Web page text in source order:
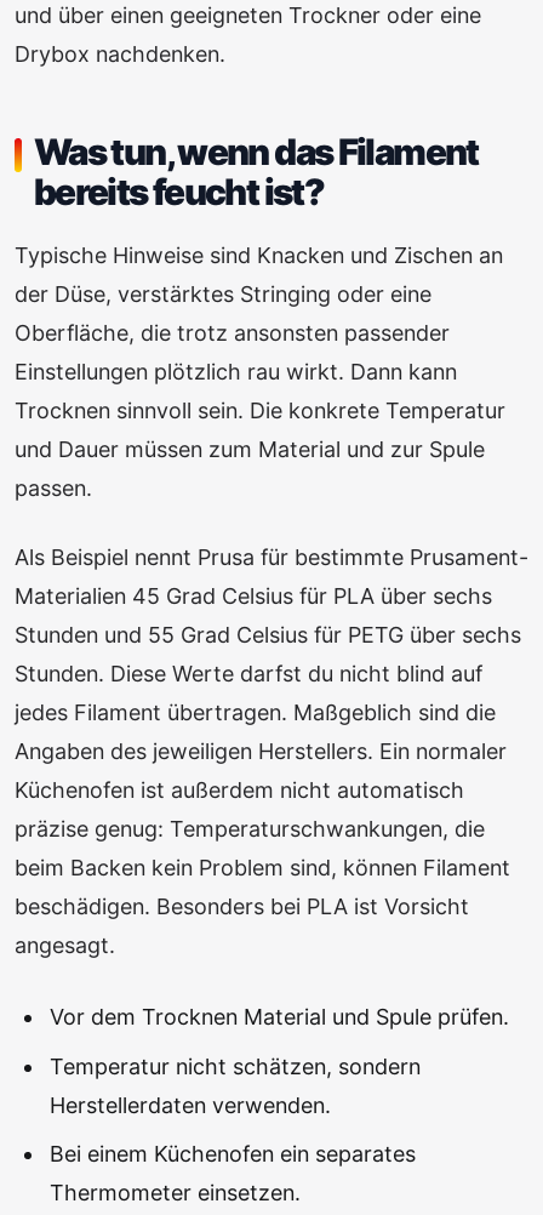
und über einen geeigneten Trockner oder eine
Drybox nachdenken.
Was tun, wenn das Filament
bereits feucht ist?
Typische Hinweise sind Knacken und Zischen an
der Düse, verstärktes Stringing oder eine
Oberfläche, die trotz ansonsten passender
Einstellungen plötzlich rau wirkt. Dann kann
Trocknen sinnvoll sein. Die konkrete Temperatur
und Dauer müssen zum Material und zur Spule
passen.
Als Beispiel nennt Prusa für bestimmte Prusament-
Materialien 45 Grad Celsius für PLA über sechs
Stunden und 55 Grad Celsius für PETG über sechs
Stunden. Diese Werte darfst du nicht blind auf
jedes Filament übertragen. Maßgeblich sind die
Angaben des jeweiligen Herstellers. Ein normaler
Küchenofen ist außerdem nicht automatisch
präzise genug: Temperaturschwankungen, die
beim Backen kein Problem sind, können Filament
beschädigen. Besonders bei PLA ist Vorsicht
angesagt.
Vor dem Trocknen Material und Spule prüfen.
Temperatur nicht schätzen, sondern
Herstellerdaten verwenden.
Bei einem Küchenofen ein separates
Thermometer einsetzen.